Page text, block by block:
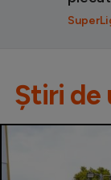
Știri de